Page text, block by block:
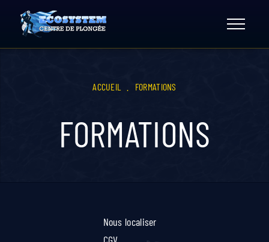
content
ACCUEIL FORMATIONS
FORMATIONS
Nous localiser